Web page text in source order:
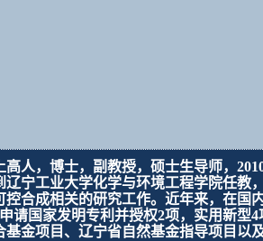
高人，博士，副教授，硕士生导师，
宁工业大学化学与环境工程学院任教，
控合成相关的研究工作。近年来， 在国
请国家发明专利并授权2项，实用新型4
基金项目、辽宁省自然基金指导项目 以